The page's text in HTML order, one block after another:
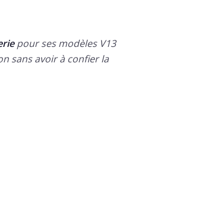
pour ses modèles V13
sans avoir à confier la